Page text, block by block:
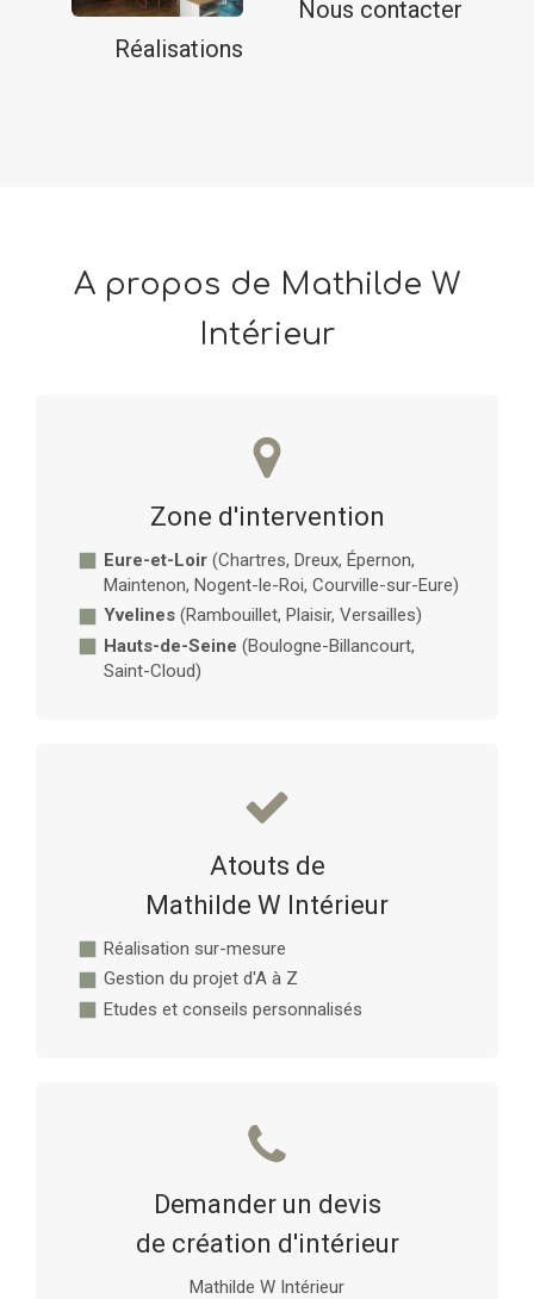
Réalisations
Nous contacter
A propos de Mathilde W
Intérieur
Zone d'intervention
Eure-et-Loir (Chartres, Dreux, Épernon,
Maintenon, Nogent-le-Roi, Courville-sur-Eure)
Yvelines (Rambouillet, Plaisir, Versailles)
Hauts-de-Seine (Boulogne-Billancourt,
Saint-Cloud)
Atouts de
Mathilde W Intérieur
Réalisation sur-mesure
Gestion du projet d'A à Z
Etudes et conseils personnalisés
Demander un devis
de création d'intérieur
Mathilde W Intérieur